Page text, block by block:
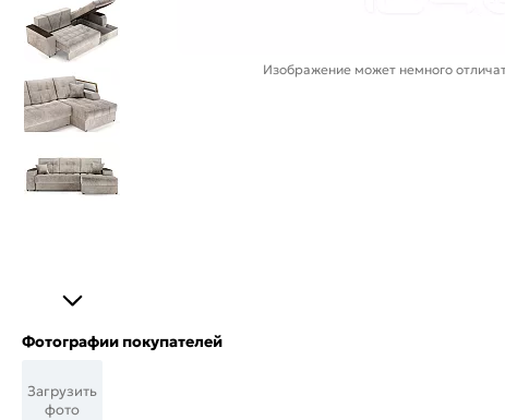
Изображение может немного
Фотографии покупателей
Загрузить
фото